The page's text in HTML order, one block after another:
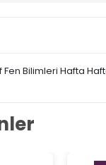
Fen Bilimleri Hafta